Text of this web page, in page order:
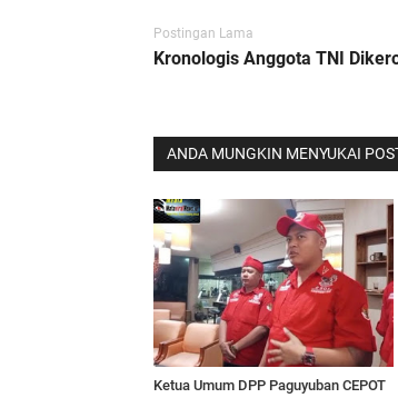
Postingan Lama
Kronologis Anggota TNI
ANDA MUNGKIN MENYUKAI
Ketua Umum DPP Paguyuban CEPOT